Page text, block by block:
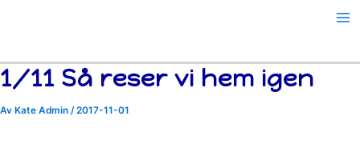
1/11 Så reser vi hem igen
Av Kate Admin /2017-11-01